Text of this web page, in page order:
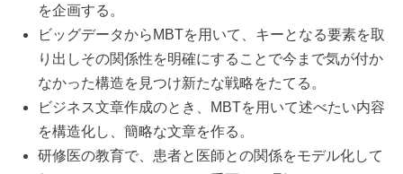
を企画する。
ビッグデータからMBTを用いて、キーとなる要素を取
り出しその関係性を明確にすることで今まで気が付か
なかった構造を見つけ新たな戦略をたてる。
ビジネス文章作成のとき、MBTを用いて述べたい内容
を構造化し、簡略な文章を作る。
研修医の教育で、患者と医師との関係をモデル化して